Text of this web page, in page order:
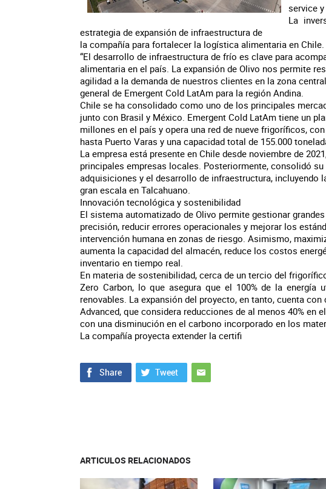
service
La
estrategia de expansión de infraestructura de
la compañía para fortalecer la logística alimentaria en Chile.
“El desarrollo de infraestructura de frío es clave para
alimentaria en el país. La expansión de Olivo nos permite
agilidad a la demanda de nuestros clientes en la zona
general de Emergent Cold LatAm para la región Andina.
Chile se ha consolidado como uno de los principales
junto con Brasil y México. Emergent Cold LatAm tiene un
millones en el país y opera una red de nueve frigoríficos,
hasta Puerto Varas y una capacidad total de 155.000
La empresa está presente en Chile desde noviembre de
principales empresas locales. Posteriormente, consolidó su
adquisiciones y el desarrollo de infraestructura, incluyendo
gran escala en Talcahuano.
Innovación tecnológica y sostenibilidad
El sistema automatizado de Olivo permite gestionar
precisión, reducir errores operacionales y mejorar los
intervención humana en zonas de riesgo. Asimismo,
aumenta la capacidad del almacén, reduce los costos
inventario en tiempo real.
En materia de sostenibilidad, cerca de un tercio del
Zero Carbon, lo que asegura que el 100% de la energía
renovables. La expansión del proyecto, en tanto, cuenta con
Advanced, que considera reducciones de al menos 40% en
con una disminución en el carbono incorporado en los
La compañía proyecta extender la certifi
ARTICULOS RELACIONADOS